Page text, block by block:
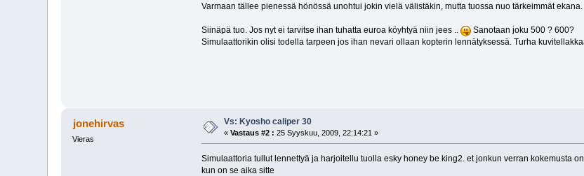
Varmaan tällee pienessä hönössä unohtui jokin vielä välistäkin, mutta tuossa nuo tärkeimmät
Siinäpä tuo. Jos nyt ei tarvitse ihan tuhatta euroa köyhtyä niin jees ..
Sanotaan joku 500 ? 600?
Simulaattorikin olisi todella tarpeen jos ihan nevari ollaan kopterin lennätyksessä. Turha
jonehirvas
Vieras
Vs: Kyosho caliper 30
«Vastaus #2 : 25 Syyskuu, 2009, 22:14:21 »
Simulaattoria tullut lennettyä ja harjoitellu tuolla esky honey be king2. et jonkun verran kokemusta
kun on se aika sitte